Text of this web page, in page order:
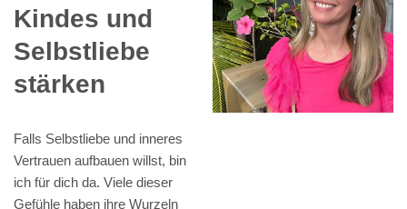
Kindes und
Selbstliebe
stärken
Falls Selbstliebe und inneres
Vertrauen aufbauen willst, bin
ich für dich da. Viele dieser
Gefühle haben ihre Wurzeln